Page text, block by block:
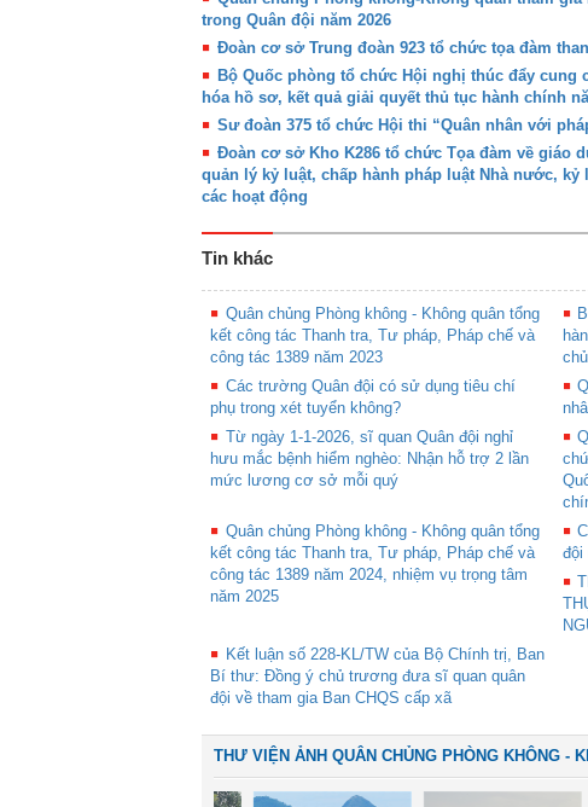
trong Quân đội năm 2026
Đoàn cơ sở Trung đoàn 923 tổ chức tọa đàm
Bộ Quốc phòng tổ chức Hội nghị thúc đẩy
hóa hồ sơ, kết quả giải quyết thủ tục hành chính
Sư đoàn 375 tổ chức Hội thi “Quân nhân với
Đoàn cơ sở Kho K286 tổ chức Tọa đàm về giáo
quản lý kỷ luật, chấp hành pháp luật Nhà nước, kỷ
các hoạt động
Tin khác
Quân chủng Phòng không - Không quân tổng
kết công tác Thanh tra, Tư pháp, Pháp chế và
công tác 1389 năm 2023
Các trường Quân đội có sử dụng tiêu chí
phụ trong xét tuyển không?
Từ ngày 1-1-2026, sĩ quan Quân đội nghỉ
hưu mắc bệnh hiểm nghèo: Nhận hỗ trợ 2 lần
mức lương cơ sở mỗi quý
Quân chủng Phòng không - Không quân tổng
kết công tác Thanh tra, Tư pháp, Pháp chế và
công tác 1389 năm 2024, nhiệm vụ trọng tâm
năm 2025
đội
Kết luận số 228-KL/TW của Bộ Chính trị, Ban
Bí thư: Đồng ý chủ trương đưa sĩ quan quân
đội về tham gia Ban CHQS cấp xã
THƯ VIỆN ẢNH QUÂN CHỦNG PHÒNG KHÔNG -